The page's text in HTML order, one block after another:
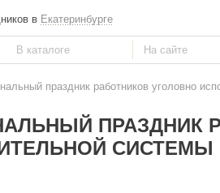
в Екатеринбурге
праздник работников уголовно
ПРАЗДНИК